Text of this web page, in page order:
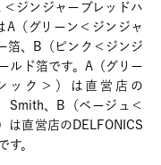
ジンジャーブレッドハ
A（グリーン＜ジンジャ
箔、B（ピンク＜ジンジ
ルド箔です。A（グリー
ック＞）は直営店の
Smith、B（ベージュ＜
は直営店のDELFONICS
す。